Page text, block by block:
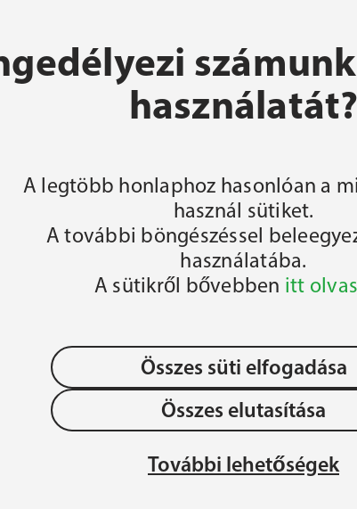
használatát?
A legtöbb honlaphoz hasonlóan a
használ sütiket.
A további böngészéssel
használatába.
A sütikről bővebben itt
Összes süti elfogadása
Összes elutasítása
További lehetőségek
oldal nem
Adatvédelem